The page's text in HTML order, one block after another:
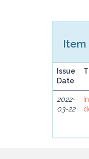
Item
Issue
Date
2022-
03-22